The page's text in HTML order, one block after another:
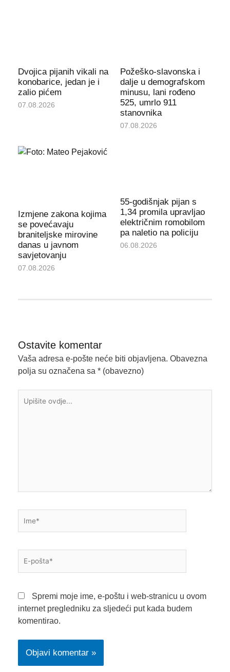
Dvojica pijanih vikali na
konobarice, jedan je i
zalio pićem
07.08.2026
Požeško-slavonska i
dalje u demografskom
minusu, lani rođeno
525, umrlo 911
stanovnika
07.08.2026
Izmjene zakona kojima
se povećavaju
braniteljske mirovine
danas u javnom
savjetovanju
07.08.2026
55-godišnjak pijan s
1,34 promila upravljao
električnim romobilom
pa naletio na policiju
06.08.2026
Ostavite komentar
Vaša adresa e-pošte neće biti objavljena. Obavezna
polja su označena sa * (obavezno)
ovdje...
pošta*
Spremi moje ime, e-poštu i web-stranicu u ovom
internet pregledniku za sljedeći put kada budem
komentirao.